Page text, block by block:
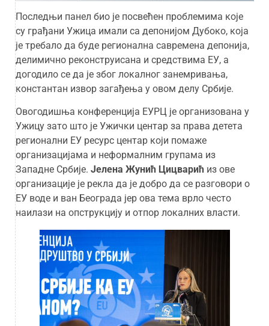
Последњи панел био је посвећен проблемима које
су грађани Ужица имали са депонијом Дубоко, која
је требало да буде регионална савремена депонија,
делимично реконструисана и средствима ЕУ, а
догодило се да је због локалног занемривања,
константан извор загађења у овом делу Србије.
Овогодишња конференција ЕУРЦ је организована у
Ужицу зато што је Ужички центар за права детета
регионални ЕУ ресурс центар који помаже
организацијама и неформалним групама из
Западне Србије. Јелена Жунић Цицварић из ове
организације је рекла да је добро да се разговори о
ЕУ воде и ван Београда јер ова тема врло често
наилази на опструкцију и отпор локалних власти.